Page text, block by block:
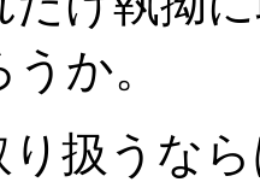
か。
り扱うな